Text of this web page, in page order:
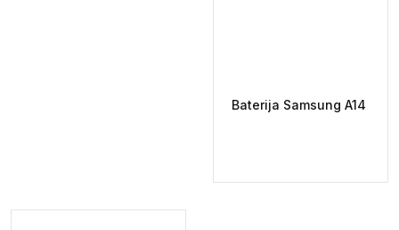
Baterija Samsung A14